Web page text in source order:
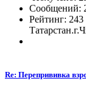
Сообщений:
Рейтинг: 243
Re: Перепрививка